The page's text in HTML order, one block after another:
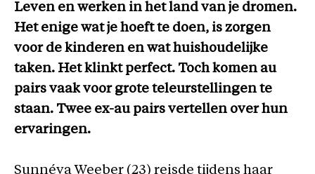
Leven en werken in het land van je dromen.
Het enige wat je hoeft te doen, is zorgen
voor de kinderen en wat huishoudelijke
taken. Het klinkt perfect. Toch komen au
pairs vaak voor grote teleurstellingen te
staan. Twee ex-au pairs vertellen over hun
ervaringen.
Sunnéva Weeber (23) reisde tijdens haar